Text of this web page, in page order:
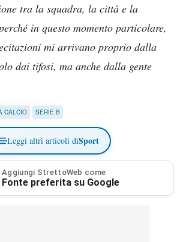
tra la squadra, la città e la
in questo momento particolare,
mi arrivano proprio dalla
dai tifosi, ma anche dalla gente
CALCIO SERIE B
Leggi altri articoli diSport
Aggiungi StrettoWeb come
Fonte preferita su Google